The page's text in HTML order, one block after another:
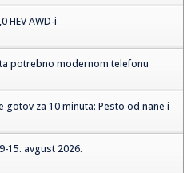
HEV AWD-i
potrebno modernom telefonu
gotov za 10 minuta: Pesto od nane i
15. avgust 2026.